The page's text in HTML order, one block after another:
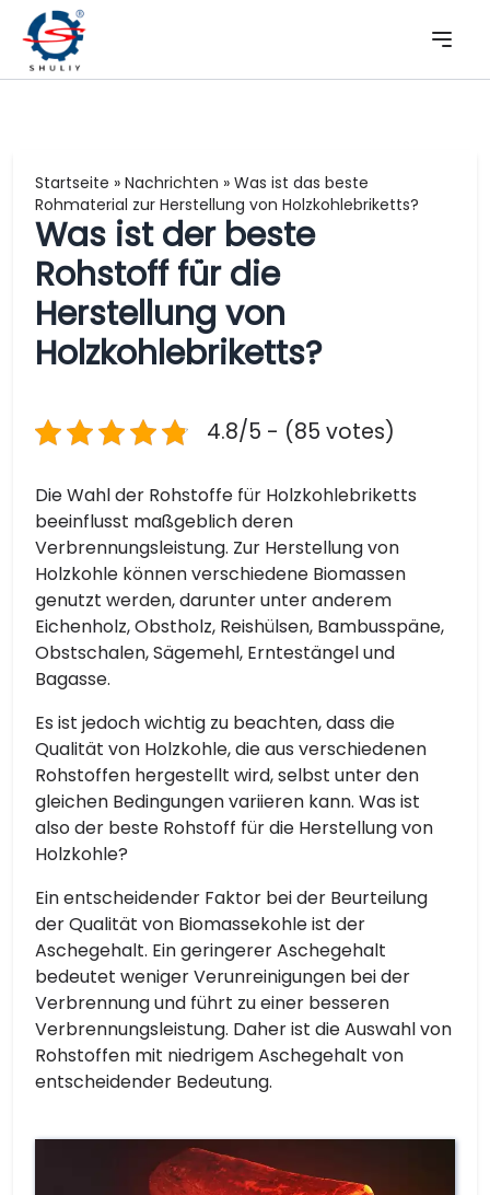
Startseite » Nachrichten » Was ist das beste
Rohmaterial zur Herstellung von Holzkohlebriketts?
Was ist der beste
Rohstoff für die
Herstellung von
Holzkohlebriketts?
4.8/5 - (85 votes)
Die Wahl der Rohstoffe für Holzkohlebriketts
beeinflusst maßgeblich deren
Verbrennungsleistung. Zur Herstellung von
Holzkohle können verschiedene Biomassen
genutzt werden, darunter unter anderem
Eichenholz, Obstholz, Reishülsen, Bambusspäne,
Obstschalen, Sägemehl, Erntestängel und
Bagasse.
Es ist jedoch wichtig zu beachten, dass die
Qualität von Holzkohle, die aus verschiedenen
Rohstoffen hergestellt wird, selbst unter den
gleichen Bedingungen variieren kann. Was ist
also der beste Rohstoff für die Herstellung von
Holzkohle?
Ein entscheidender Faktor bei der Beurteilung
der Qualität von Biomassekohle ist der
Aschegehalt. Ein geringerer Aschegehalt
bedeutet weniger Verunreinigungen bei der
Verbrennung und führt zu einer besseren
Verbrennungsleistung. Daher ist die Auswahl von
Rohstoffen mit niedrigem Aschegehalt von
entscheidender Bedeutung.